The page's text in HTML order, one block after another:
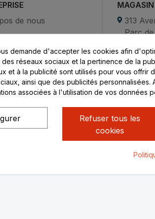
de nous
nous
MAGASIN
313
Parc
Lundi
8h -
vous
© Rhone Philatelie
demande d'accepter les cookies afin
réseaux sociaux et la pertinence de la
et à la publicité sont utilisés pour vous offrir
ainsi que des publicités
associées à l'utilisation de vos données
Refuser tous les
cookies